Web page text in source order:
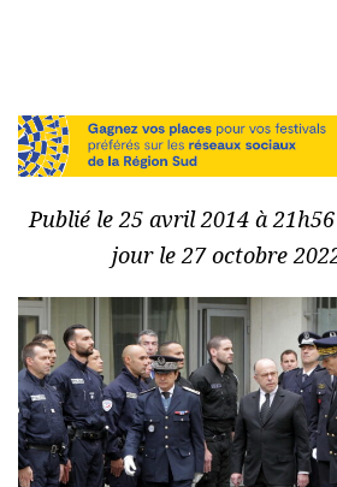
Publié le 25 avril 2014 à
jour le 27 octobre